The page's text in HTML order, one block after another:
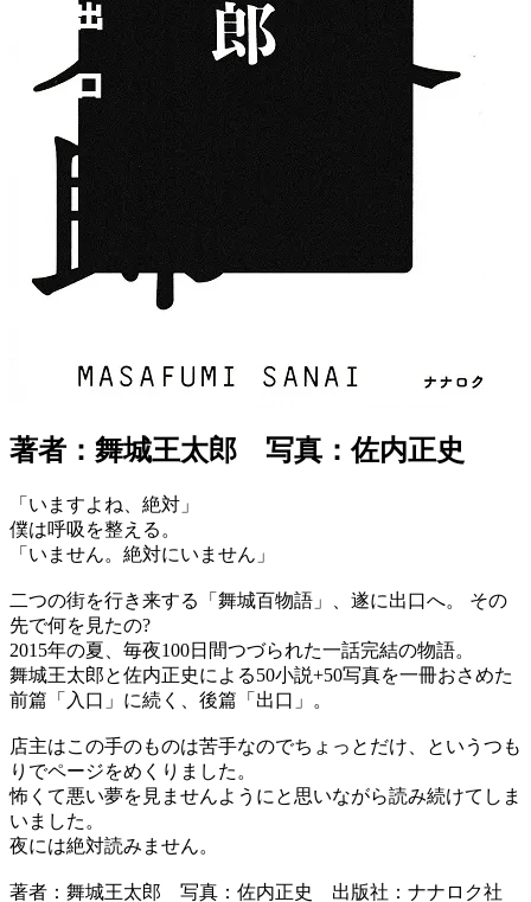
著者：舞城王太郎 写真：佐内正史
「いますよね、絶対」
僕は呼吸を整える。
「いません。絶対にいません」
二つの街を行き来する「舞城百物語」、遂に出口へ。 その
先で何を見たの?
2015年の夏、毎夜100日間つづられた一話完結の物語。
舞城王太郎と佐内正史による50小説+50写真を一冊おさめた
前篇「入口」に続く、後篇「出口」。
店主はこの手のものは苦手なのでちょっとだけ、というつも
りでページをめくりました。
怖くて悪い夢を見ませんようにと思いながら読み続けてしま
いました。
夜には絶対読みません。
著者：舞城王太郎 写真：佐内正史 出版社：ナナロク社